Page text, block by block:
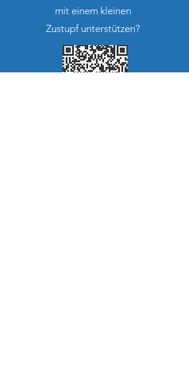
mit einem kleinen
Zustupf unterstützen?